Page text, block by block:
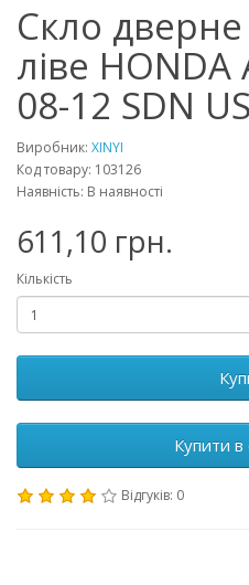
Скло
ліве HONDA
08-12 SDN
Виробник: XINYI
Код товару: 103126
Наявність: В наявності
611,10 грн.
Кількість
Купити в
Відгуків: 0